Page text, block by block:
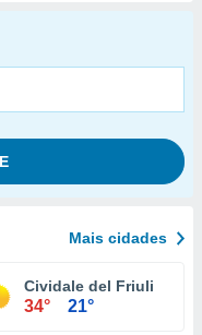
Mais cidades
Cividale del Friuli
34° 21°